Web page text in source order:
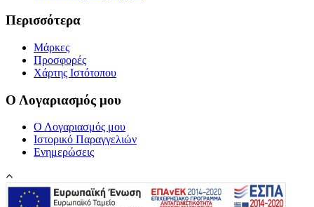
Περισσότερα
Μάρκες
Προσφορές
Χάρτης Ιστότοπου
Ο Λογαριασμός μου
Ο Λογαριασμός μου
Ιστορικό Παραγγελιών
Ενημερώσεις